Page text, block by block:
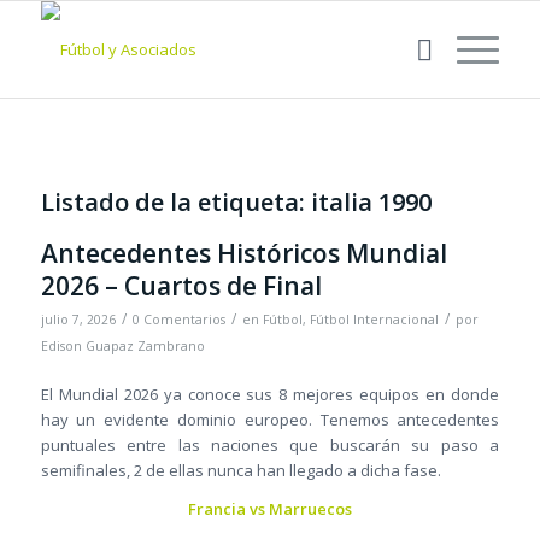
Listado de la etiqueta: italia 1990
Antecedentes Históricos Mundial
2026 – Cuartos de Final
julio 7, 2026 / 0 Comentarios / en Fútbol, Fútbol Internacional / por
Edison Guapaz Zambrano
El Mundial 2026 ya conoce sus 8 mejores equipos en donde
hay un evidente dominio europeo. Tenemos antecedentes
puntuales entre las naciones que buscarán su paso a
semifinales, 2 de ellas nunca han llegado a dicha fase.
Francia vs Marruecos